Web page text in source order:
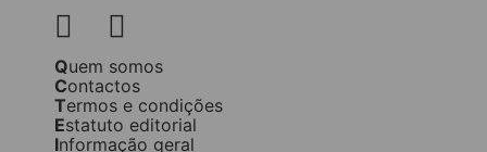
Quem somos
Contactos
Termos e condições
Estatuto editorial
Informação geral